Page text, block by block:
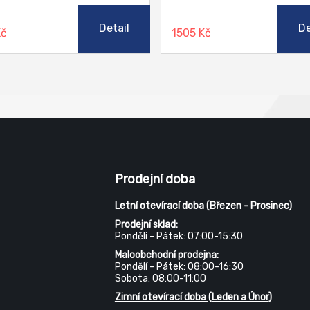
krmivy a pitnou vodou.
je dodáván již v aplikačníDetail
poživatinami, krmivy a pitnou
S2013 je dodáván již v aplikační
nutno ředit.
1505 Kč
Prodejní doba
Letní otevírací doba (Březen - Prosinec)
Prodejní sklad:
Pondělí - Pátek: 07:00-15:30
Maloobchodní prodejna:
Pondělí - Pátek: 08:00-16:30
Sobota: 08:00-11:00
Zimní otevírací doba (Leden a Únor)